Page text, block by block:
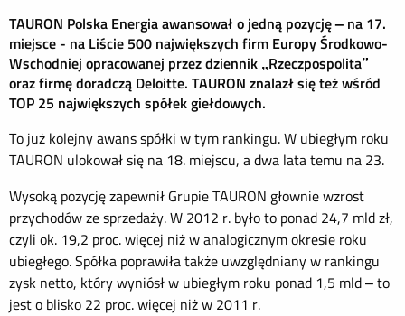
TAURON Polska Energia awansował o jedną pozycję – na 17.
miejsce - na Liście 500 największych firm Europy Środkowo-
Wschodniej opracowanej przez dziennik „Rzeczpospolita”
oraz firmę doradczą Deloitte. TAURON znalazł się też wśród
TOP 25 największych spółek giełdowych.
To już kolejny awans spółki w tym rankingu. W ubiegłym roku
TAURON ulokował się na 18. miejscu, a dwa lata temu na 23.
Wysoką pozycję zapewnił Grupie TAURON głownie wzrost
przychodów ze sprzedaży. W 2012 r. było to ponad 24,7 mld zł,
czyli ok. 19,2 proc. więcej niż w analogicznym okresie roku
ubiegłego. Spółka poprawiła także uwzględniany w rankingu
zysk netto, który wyniósł w ubiegłym roku ponad 1,5 mld – to
jest o blisko 22 proc. więcej niż w 2011 r.